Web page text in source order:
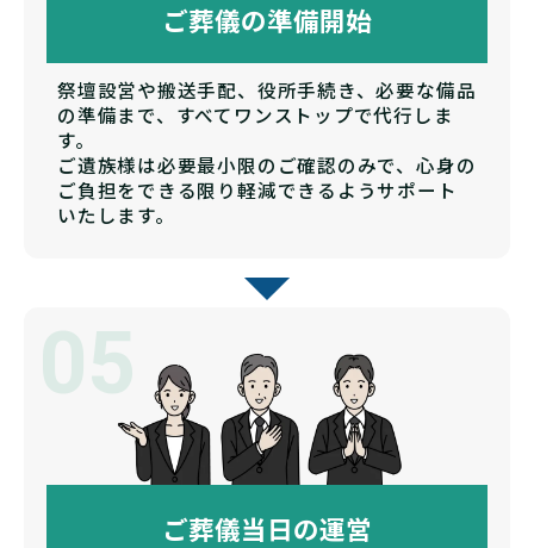
ご葬儀の準備開始
祭壇設営や搬送手配、役所手続き、必要な備品
の準備まで、すべてワンストップで代行しま
す。
ご遺族様は必要最小限のご確認のみで、心身の
ご負担をできる限り軽減できるようサポート
いたします。
05
ご葬儀当日の運営